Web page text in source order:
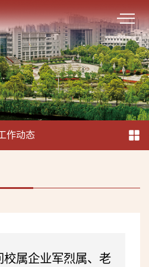
作动态
校属企业军烈属、老